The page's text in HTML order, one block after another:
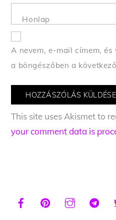
Honlap
A nevem, e-mail címem,
a böngészőben a
This site uses Akismet to
your comment data is